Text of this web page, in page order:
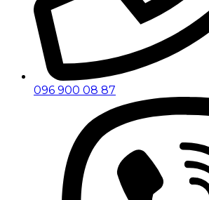
096 900 08 87